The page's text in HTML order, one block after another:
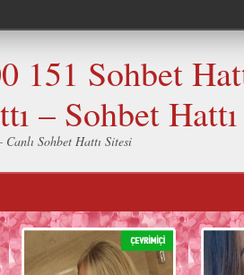
151 Sohbet
– Sohbet Hattı
Sohbet Hattı Sitesi